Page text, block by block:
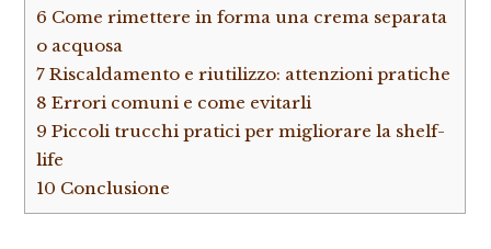
6 Come rimettere in forma una crema separata
o acquosa
7 Riscaldamento e riutilizzo: attenzioni pratiche
8 Errori comuni e come evitarli
9 Piccoli trucchi pratici per migliorare la shelf-
life
10 Conclusione